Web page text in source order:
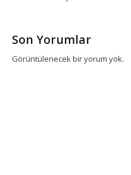
Son Yorumlar
Görüntülenecek bir yorum yok.